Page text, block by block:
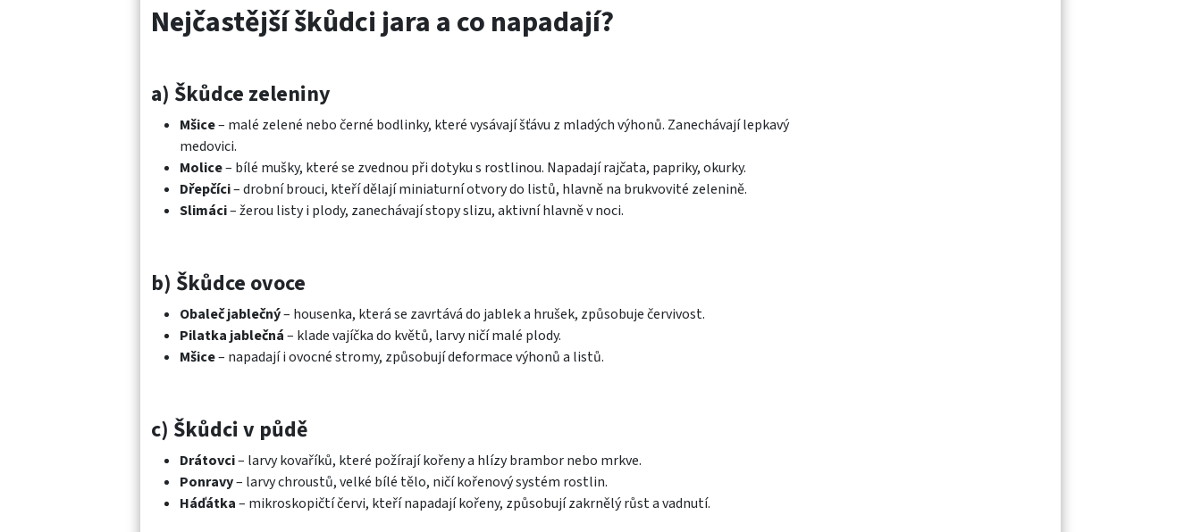
Nejčastější škůdci jara a co napadají?
a) Škůdce zeleniny
Mšice– malé zelené nebo černé bodlinky, které vysávají šťávu z mladých výhonů. Zanechávají lepkavý
medovici.
Molice– bílé mušky, které se zvednou při dotyku s rostlinou. Napadají rajčata, papriky, okurky.
Dřepčíci– drobní brouci, kteří dělají miniaturní otvory do listů, hlavně na brukvovité zelenině.
Slimáci– žerou listy i plody, zanechávají stopy slizu, aktivní hlavně v noci.
b) Škůdce ovoce
Obaleč jablečný– housenka, která se zavrtává do jablek a hrušek, způsobuje červivost.
Pilatka jablečná– klade vajíčka do květů, larvy ničí malé plody.
Mšice– napadají i ovocné stromy, způsobují deformace výhonů a listů.
c) Škůdci v půdě
Drátovci– larvy kovaříků, které požírají kořeny a hlízy brambor nebo mrkve.
Ponravy– larvy chroustů, velké bílé tělo, ničí kořenový systém rostlin.
Háďátka– mikroskopičtí červi, kteří napadají kořeny, způsobují zakrnělý růst a vadnutí.